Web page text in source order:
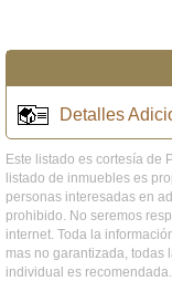
Detalles
Este listado es cortesía de
listado de inmuebles es
personas interesadas en
prohibido. No seremos
internet. Toda la
mas no garantizada, todas
individual es recomendada.